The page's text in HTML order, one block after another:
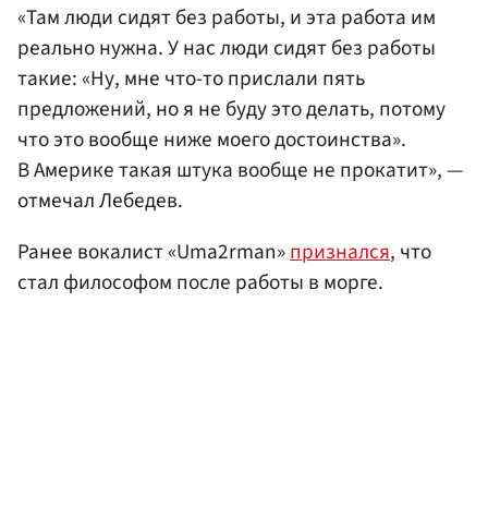
«Там люди сидят без работы, и эта работа им
реально нужна. У нас люди сидят без работы
такие: «Ну, мне что-то прислали пять
предложений, но я не буду это делать, потому
что это вообще ниже моего достоинства».
В Америке такая штука вообще не прокатит», —
отмечал Лебедев.
Ранее вокалист «Uma2rman»признался, что
стал философом после работы в морге.